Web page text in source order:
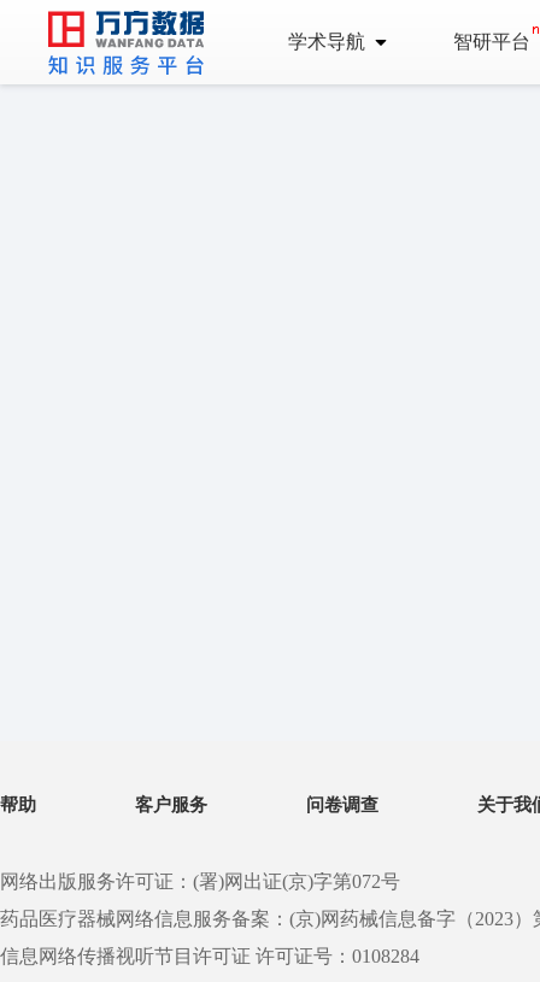
学术导航 智研平台
帮助 客户服务 问卷调查 关于我
网络出版服务许可证：(署)网出证(京)字第072号
药品医疗器械网络信息服务备案：(京)网药械信息备字（2023）
信息网络传播视听节目许可证 许可证号：0108284